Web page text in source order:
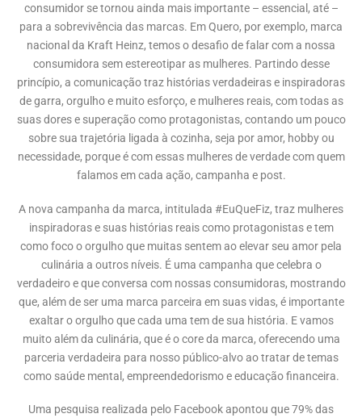
consumidor se tornou ainda mais importante – essencial, até –
para a sobrevivência das marcas. Em Quero, por exemplo, marca
nacional da Kraft Heinz, temos o desafio de falar com a nossa
consumidora sem estereotipar as mulheres. Partindo desse
princípio, a comunicação traz histórias verdadeiras e inspiradoras
de garra, orgulho e muito esforço, e mulheres reais, com todas as
suas dores e superação como protagonistas, contando um pouco
sobre sua trajetória ligada à cozinha, seja por amor, hobby ou
necessidade, porque é com essas mulheres de verdade com quem
falamos em cada ação, campanha e post.
A nova campanha da marca, intitulada #EuQueFiz, traz mulheres
inspiradoras e suas histórias reais como protagonistas e tem
como foco o orgulho que muitas sentem ao elevar seu amor pela
culinária a outros níveis. É uma campanha que celebra o
verdadeiro e que conversa com nossas consumidoras, mostrando
que, além de ser uma marca parceira em suas vidas, é importante
exaltar o orgulho que cada uma tem de sua história. E vamos
muito além da culinária, que é o core da marca, oferecendo uma
parceria verdadeira para nosso público-alvo ao tratar de temas
como saúde mental, empreendedorismo e educação financeira.
Uma pesquisa realizada pelo Facebook apontou que 79% das